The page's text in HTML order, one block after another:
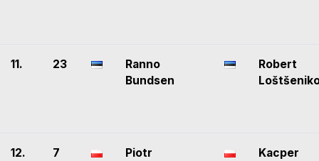
11. 23
Ranno
Bundsen
Robert
12. 7
Piotr
Kacper